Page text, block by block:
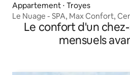
Appartement ⋅ Troyes
Le Nuage - SPA, Max Confort,
Le confort d'un
mensuels